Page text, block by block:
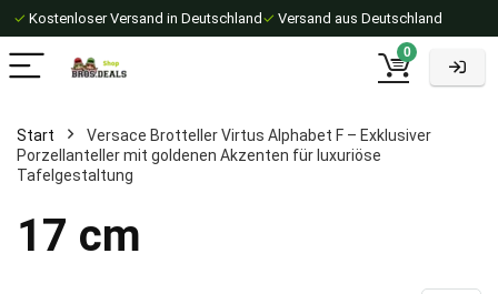
✓ Kostenloser Versand in Deutschland ✓ Versand aus Deutschland
0
Start
Versace Brotteller Virtus Alphabet F – Exklusiver
Porzellanteller mit goldenen Akzenten für luxuriöse
Tafelgestaltung
17 cm